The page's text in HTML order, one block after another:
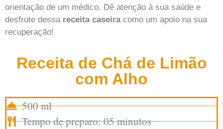
orientação de um médico. Dê atenção à sua saúde e
desfrute dessa receita caseiracomo um apoio na sua
recuperação!
Receita de Chá de Limão
com Alho
500 ml
Tempo de preparo: 05 minutos